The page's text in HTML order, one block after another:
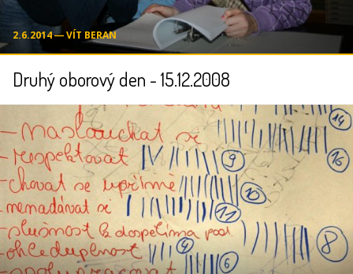
2.6.2014 ― VÍT BERAN
Druhý oborový den - 15.12.2008